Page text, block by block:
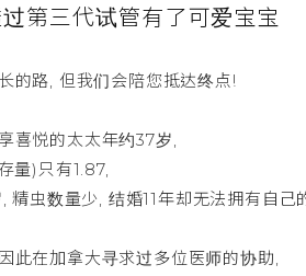
过第三代试管有了可爱宝宝
的路, 但我们会陪您抵达终点!
喜悦的太太年约37岁,
量)只有1.87,
精虫数量少, 结婚11年却无法拥有自己
此在加拿大寻求过多位医师的协助,